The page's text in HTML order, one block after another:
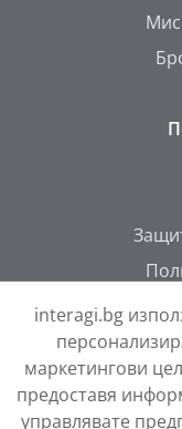
interagi.bg
маркетингови
предоставя
управлявате